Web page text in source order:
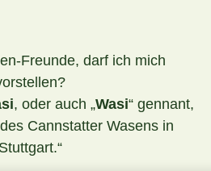
Freunde, darf ich mich
, oder auch „Wasi“ gennant,
Cannstatter Wasens in
Stuttgart.“